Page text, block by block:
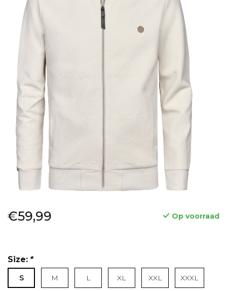
€59,99 Op voorraad
Lees meer
Size: *
S M L XL XXL XXXL